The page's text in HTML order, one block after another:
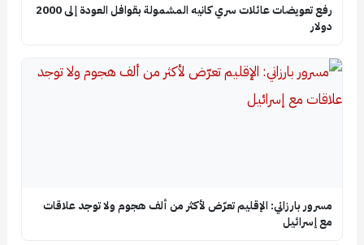
رفع تعويضات عائلات سري كانيه المشمولة بقوافل العودة إلى 2000
دولار
مسرور بارزاني: الإقليم تعرّض لأكثر من ألف هجوم ولا توجد علاقات
مع إسرائيل